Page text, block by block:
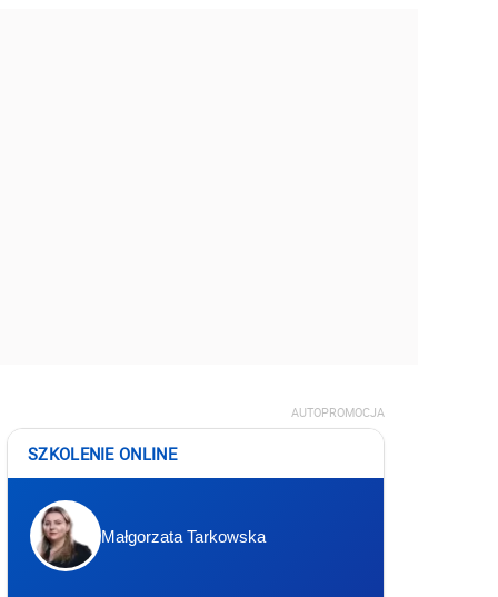
AUTOPROMOCJA
SZKOLENIE ONLINE
Małgorzata Tarkowska